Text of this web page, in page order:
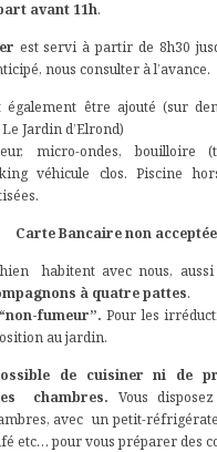
avant 11h.
est servi à partir de 8h30
nous consulter à l’avance.
être ajouté (sur
Jardin d’Elrond)
micro-ondes, bouilloire
véhicule clos. Piscine
Carte Bancaire non
habitent avec nous, aussi
à quatre pattes.
fumeur”. Pour les
au jardin.
de cuisiner ni de
chambres. Vous
avec un petit-
etc… pour vous préparer des